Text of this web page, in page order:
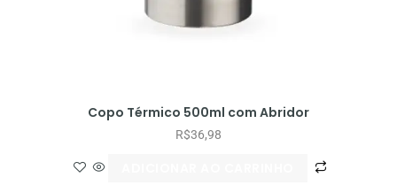
Copo Térmico 500ml com Abridor
R$36,98